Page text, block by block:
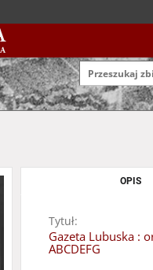
OPIS
Tytuł:
Gazeta Lubuska :
ABCDEFG